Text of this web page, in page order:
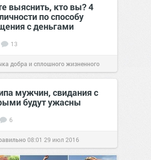
выяснить, кто вы? 4
по способу
с деньгами
13
добра и сплошного жизненного
02:21 29 июл 2021
мужчин, свидания с
будут ужасны
6
08:01 29 июл 2016